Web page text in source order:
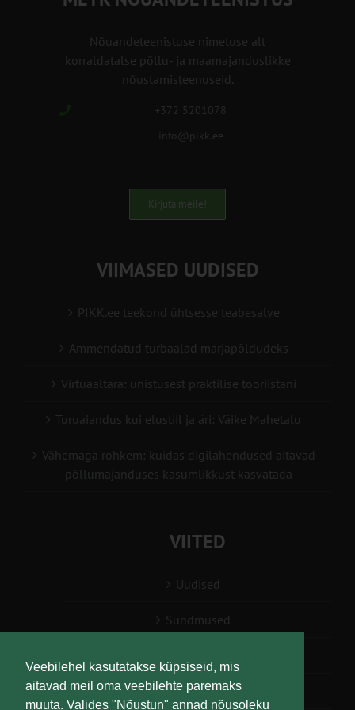
Veebilehel kasutatakse küpsiseid, mis
aitavad meil oma veebilehte paremaks
muuta. Valides "Nõustun" annad nõusoleku
Nõuandeteenistuse nimetuse alt
korraldatalse põllu- ja maamajanduslikke
nõustamisteenuseid.
+372 5201078
info@pikk.ee
Kirjuta meile!
VIIMASED UUDISED
PIKK.ee teekond ühtsesse teabesalve
Ammendatud turbaalad marjapõldudeks
Virtuaaltara: unistusest praktilise tööriistani
Turuaiandus kui elustiil ja äri: Väike Mahetalu
Vähemaga rohkem: kuidas digilahendused aitavad
põllumajanduses kasumlikkust kasvatada
VIITED
Uudised
Sündmused
Teabesalv